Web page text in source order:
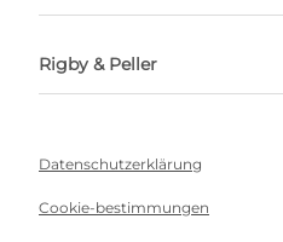
Rigby & Peller
Datenschutzerklärung
Cookie-bestimmungen